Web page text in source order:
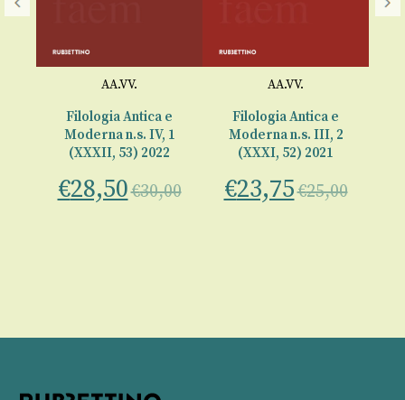
AA.VV.
Filologia Antica e
Moderna n.s. IV, 1
(XXXII, 53) 2022
€28,50€30,00
AA.VV.
Filologia Antica e
Moderna n.s. III, 2
(XXXI, 52) 2021
€23,75€25,00